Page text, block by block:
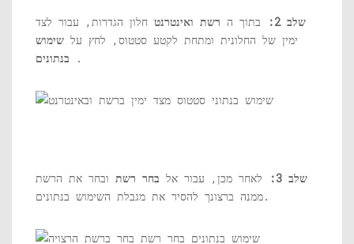
שלב 2: בתוך ה רשת ואינטרנט חלון הגדרות, עבור לצד
ימין של החלונית ומתחת לקטע סטטוס, לחץ על שימוש
בנתונים .
שלב 3: לאחר מכן, עבור אל בחר רשת ובחר את הרשת
ממנה ברצונך להסיר את מגבלת השימוש בנתונים.